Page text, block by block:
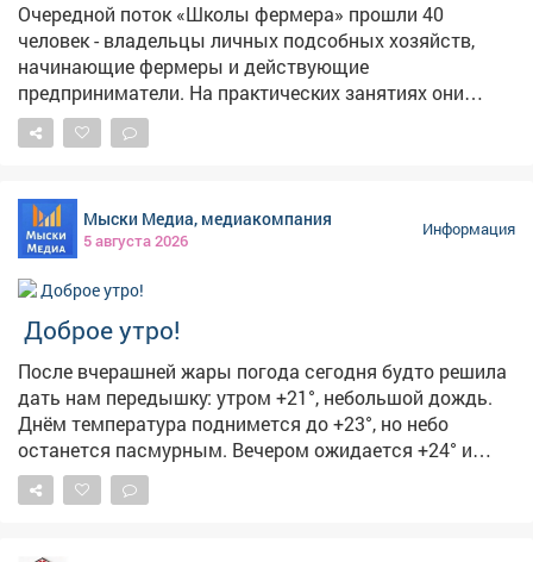
Очередной поток «Школы фермера» прошли 40
человек - владельцы личных подсобных хозяйств,
начинающие фермеры и действующие
предприниматели. На практических занятиях они
выезжали в поля, пилотировали беспилотники,
настраивали оборудование, учились составлять
группа сельскохозяйственных предпринимателей
изучала технологии агротуризма. Развитие сельского
хозяйства - одно из стратегических приоритетов для
экономики Кузбасса. Программа «Школа фермера»
открывает новые возможности для всех, кто
заинтересован в работе на земле. Успех каждого
укрепление продовольственной безопасности,
повышение экономической устойчивости всего
региона.
Мыски Медиа, медиакомпания
5 августа 2026
Информация
Доброе утро!
После вчерашней жары погода сегодня будто решила
дать нам передышку: утром +21°, небольшой дождь.
Днём температура поднимется до +23°, но небо
останется пасмурным. Вечером ожидается +24° и
облачно с прояснениями, а ночью похолодает до +17°-
пасмурно. 🏙5августа чествуем изобретение, без
город. 🚦С Международным днём светофора! Первый